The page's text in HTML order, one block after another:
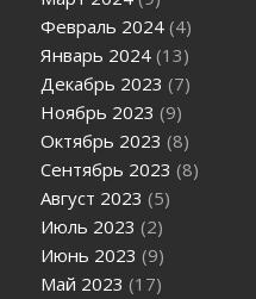
Февраль 2024 (4)
Январь 2024 (13)
Декабрь 2023 (7)
Ноябрь 2023 (9)
Октябрь 2023 (8)
Сентябрь 2023 (8)
Август 2023 (5)
Июль 2023 (2)
Июнь 2023 (9)
Май 2023 (17)